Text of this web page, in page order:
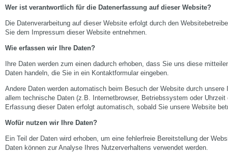
Wer ist verantwortlich für die Datenerfassung auf dieser Website?
Die Datenverarbeitung auf dieser Website erfolgt durch den
Sie dem Impressum dieser Website entnehmen.
Wie erfassen wir Ihre Daten?
Ihre Daten werden zum einen dadurch erhoben, dass Sie uns diese
Daten handeln, die Sie in ein Kontaktformular eingeben.
Andere Daten werden automatisch beim Besuch der Website durch
allem technische Daten (z.B. Internetbrowser, Betriebssystem oder
Erfassung dieser Daten erfolgt automatisch, sobald Sie unsere Website
Wofür nutzen wir Ihre Daten?
Ein Teil der Daten wird erhoben, um eine fehlerfreie Bereitstellung der
Daten können zur Analyse Ihres Nutzerverhaltens verwendet werden.